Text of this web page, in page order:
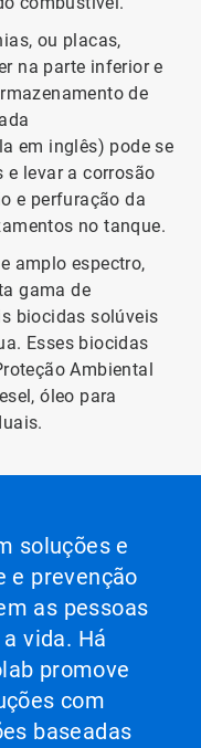
ou placas,
na parte inferior e
de
em inglês) pode se
e levar a corrosão
e perfuração da
no tanque.
amplo espectro,
gama de
biocidas solúveis
Esses biocidas
Ambiental
óleo para
soluções e
e prevenção
as pessoas
vida. Há
promove
com
baseadas